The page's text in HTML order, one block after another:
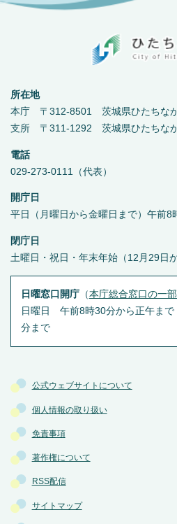
公式ウェブサイトについて
個人情報の取り扱い
免責事項
著作権について
RSS配信
サイトマップ
所在地
本庁 〒312-8501 茨城県ひたちな
支所 〒311-1292 茨城県ひたちな
電話
029-273-0111（代表）
開庁日
平日（月曜日から金曜日まで）午前
閉庁日
土曜日・祝日・年末年始（12月29日
日曜窓口開庁（本庁総合窓口の一
日曜日 午前8時30分から正午まで
分まで